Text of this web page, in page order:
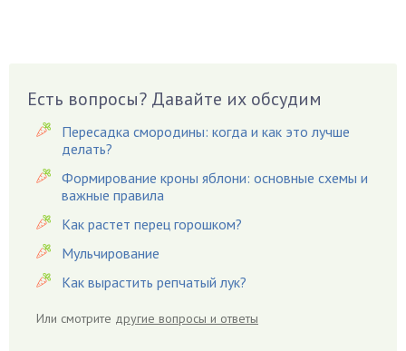
Вазоны
Вешенки
Виноград
Вишня
Вредители
Гардения
Гацания
Гвоздики
Герань
Есть вопросы? Давайте их обсудим
Пересадка смородины: когда и как это лучше
делать?
Формирование кроны яблони: основные схемы и
важные правила
Как растет перец горошком?
Мульчирование
Как вырастить репчатый лук?
Или смотрите другие вопросы и ответы